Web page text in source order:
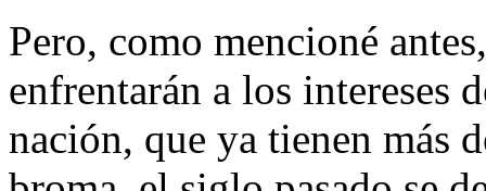
Pero, como mencioné
enfrentarán a los intereses
nación, que ya tienen más